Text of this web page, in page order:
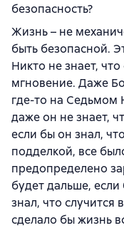
безопасность?
Жизнь – не
быть безопасной.
Никто не знает,
мгновение. Даже
где-то на Седьмом
даже он не знает,
если бы он знал,
подделкой, все
предопределено
будет дальше,
знал, что
сделало бы жизнь